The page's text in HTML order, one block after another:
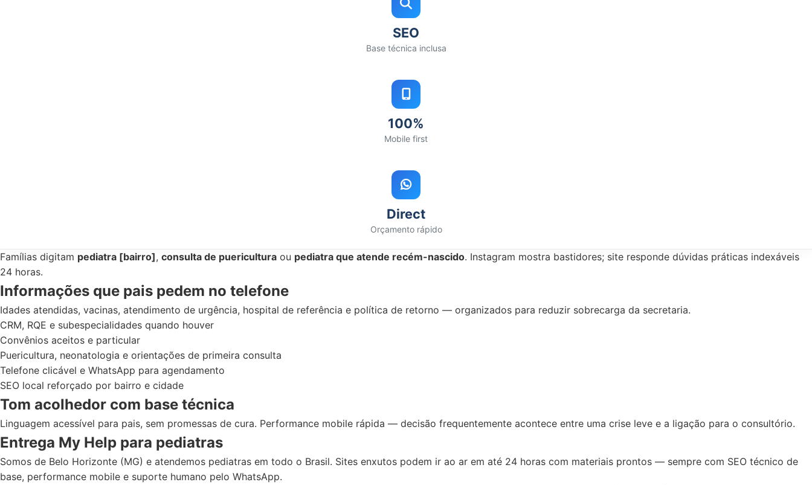
SEO
Base técnica inclusa
100%
Mobile first
Direct
Orçamento rápido
Famílias digitam pediatra [bairro], consulta de puericultura ou pediatra que atende recém-nascido. Instagram mostra bastidores; site responde dúvidas práticas indexáveis
24 horas.
Informações que pais pedem no telefone
Idades atendidas, vacinas, atendimento de urgência, hospital de referência e política de retorno — organizados para reduzir sobrecarga da secretaria.
CRM, RQE e subespecialidades quando houver
Convênios aceitos e particular
Puericultura, neonatologia e orientações de primeira consulta
Telefone clicável e WhatsApp para agendamento
SEO local reforçado por bairro e cidade
Tom acolhedor com base técnica
Linguagem acessível para pais, sem promessas de cura. Performance mobile rápida — decisão frequentemente acontece entre uma crise leve e a ligação para o consultório.
Entrega My Help para pediatras
Somos de Belo Horizonte (MG) e atendemos pediatras em todo o Brasil. Sites enxutos podem ir ao ar em até 24 horas com materiais prontos — sempre com SEO técnico de
base, performance mobile e suporte humano pelo WhatsApp.